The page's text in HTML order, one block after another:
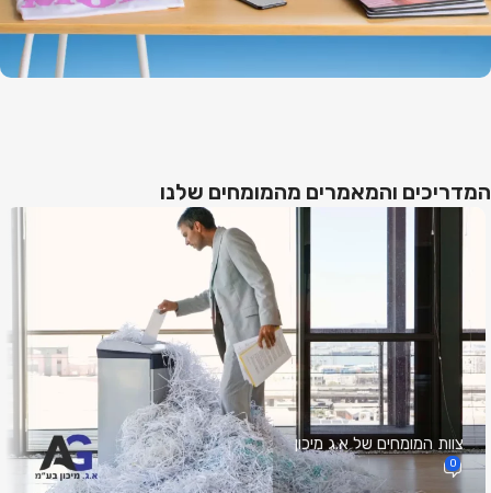
רכשו עכשיו
המדריכים והמאמרים מהמומחים שלנו
צוות המומחים של א.ג מיכון
0